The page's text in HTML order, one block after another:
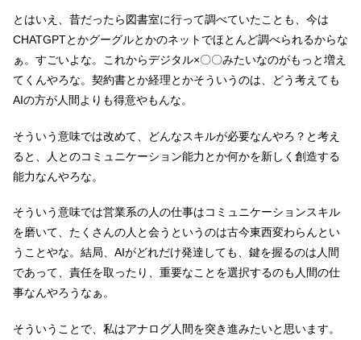
とはいえ、昔だったら図書室に行って調べていたことも、今は
CHATGPTとかグーグルとかのネットでほとんど調べられるからな
ぁ。すごいよな。これからデジタル×〇〇みたいなのがもっと増え
てくんやろな。契約書とか経理とかそういうのは、どう考えても
AIの方が人間よりも得意やもんな。
そういう意味では改めて、どんなスキルが必要なんやろ？と考え
ると、人とのコミュニケーション能力とか何かを新しく創造する
能力なんやろな。
そういう意味では営業系の人の仕事はコミュニケーションスキル
を磨いて、たくさんの人と会うというのは古今東西変わらんとい
うことやな。結局、AIがどれだけ発達しても、鍵を握るのは人間
であって、責任を取ったり、重要なことを選択するのも人間の仕
事なんやろうなぁ。
そういうことで、私はアナログ人間を突き進みたいと思います。